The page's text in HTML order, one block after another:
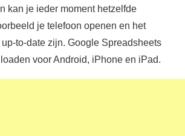
kan je ieder moment hetzelfde
je telefoon openen en het
to-date zijn. Google Spreadsheets
voor Android, iPhone en iPad.